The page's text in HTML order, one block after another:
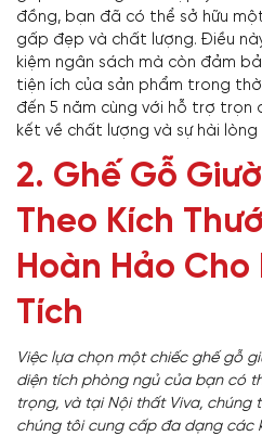
đồng, bạn đã có thể sở hữu
gấp đẹp và chất lượng. Điều
kiệm ngân sách mà còn đảm
tiện ích của sản phẩm trong
đến 5 năm cùng với hỗ trợ trọn
kết về chất lượng và sự hài lòng
2. Ghế Gỗ
Theo Kích
Hoàn Hảo Cho
Tích
Việc lựa chọn một chiếc ghế gỗ
diện tích phòng ngủ của bạn có
trọng, và tại Nội thất Viva, chúng
chúng tôi cung cấp đa dạng các